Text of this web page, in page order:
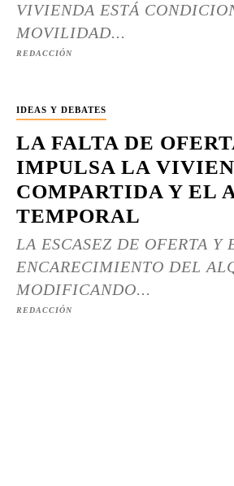
VIVIENDA ESTÁ
MOVILIDAD...
REDACCIÓN
IDEAS Y DEBATES
LA FALTA DE
IMPULSA LA
COMPARTIDA Y EL
TEMPORAL
LA ESCASEZ DE OFERTA Y
ENCARECIMIENTO DEL
MODIFICANDO...
REDACCIÓN